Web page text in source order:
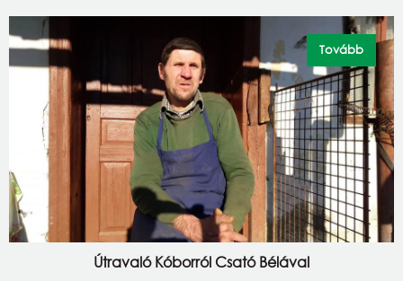
Útravaló Kóborról Csató Bélával
Tovább